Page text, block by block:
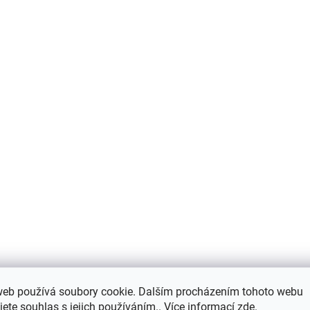
používá soubory cookie. Dalším procházením tohoto webu
souhlas s jejich používáním.. Více informací zde.